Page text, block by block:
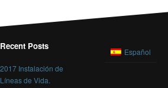
Recent Posts
2017 Instalación de
Líneas de Vida.
Español